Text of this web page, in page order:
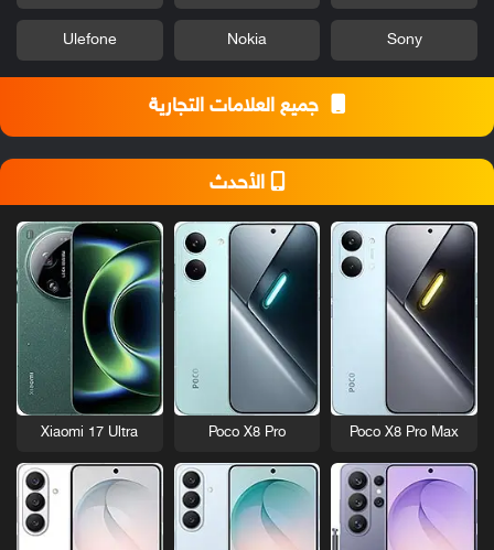
Sony
Nokia
Ulefone
جميع العلامات التجارية
الأحدث
Poco X8 Pro Max
Poco X8 Pro
Xiaomi 17 Ultra